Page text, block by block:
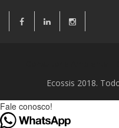
Ecossis 2018.
Fale conosco!